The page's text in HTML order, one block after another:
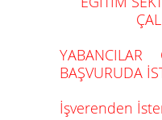
BAŞVURUDA
İşverenden